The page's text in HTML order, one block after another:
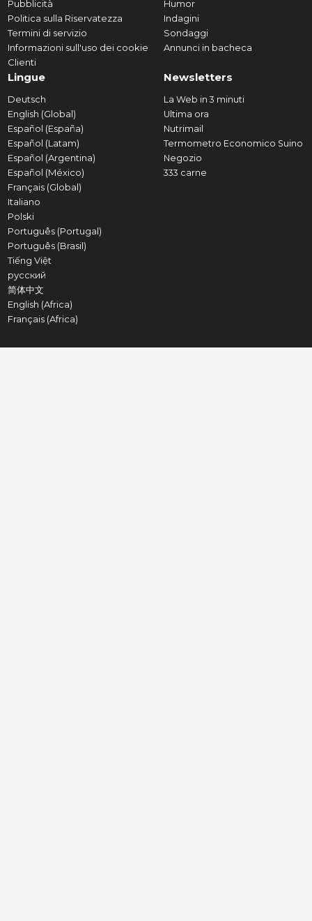
Pubblicità
Politica sulla Riservatezza
Termini di servizio
Informazioni sull'uso dei cookie
Clienti
Humor
Indagini
Sondaggi
Annunci in bacheca
Lingue
Deutsch
English (Global)
Español (España)
Español (Latam)
Español (Argentina)
Español (México)
Français (Global)
Italiano
Polski
Português (Portugal)
Português (Brasil)
Tiếng Việt
русский
简体中文
English (Africa)
Français (Africa)
Newsletters
La Web in 3 minuti
Ultima ora
Nutrimail
Termometro Economico Suino
Negozio
333 carne